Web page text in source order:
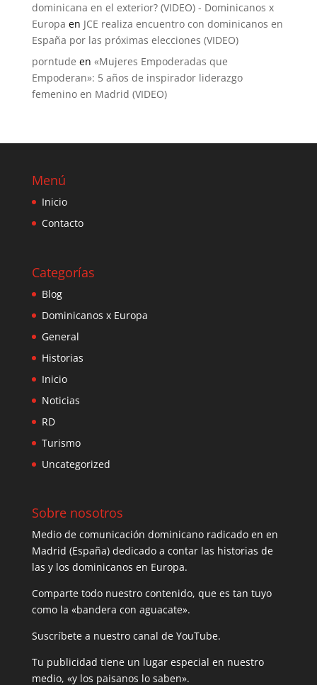
dominicana en el exterior? (VIDEO) - Dominicanos x
Europa en JCE realiza encuentro con dominicanos en
España por las próximas elecciones (VIDEO)
porntude en «Mujeres Empoderadas que
Empoderan»: 5 años de inspirador liderazgo
femenino en Madrid (VIDEO)
Menú
Inicio
Contacto
Categorías
Blog
Dominicanos x Europa
General
Historias
Inicio
Noticias
RD
Turismo
Uncategorized
Sobre nosotros
Medio de comunicación dominicano radicado en en
Madrid (España) dedicado a contar las historias de
las y los dominicanos en Europa.
Comparte todo nuestro contenido, que es tan tuyo
como la «bandera con aguacate».
Suscríbete a nuestro canal de YouTube.
Tu publicidad tiene un lugar especial en nuestro
medio, «y los paisanos lo saben».